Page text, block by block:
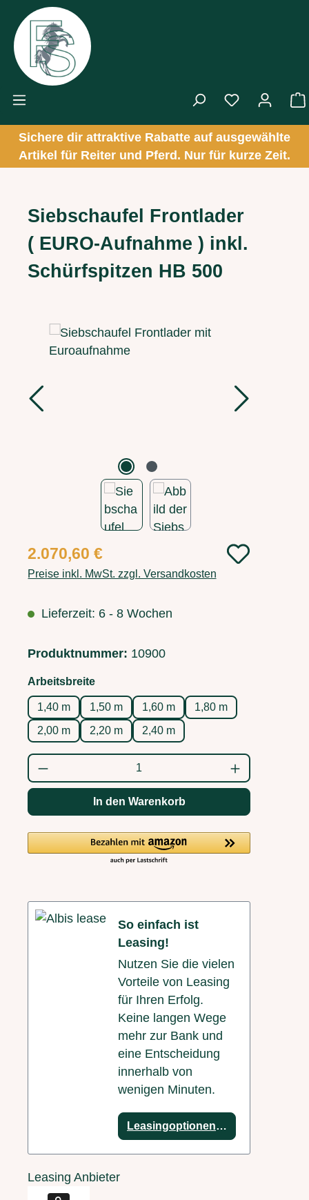
Zum Hauptinhalt springen
Sichere dir attraktive Rabatte auf ausgewählte
Artikel für Reiter und Pferd. Nur für kurze Zeit.
Siebschaufel Frontlader
( EURO-Aufnahme ) inkl.
Schürfspitzen HB 500
Bildergalerie überspringen
Regulärer Preis:
2.070,60 €
Preise inkl. MwSt. zzgl. Versandkosten
Lieferzeit: 6 - 8 Wochen
Produktnummer: 10900
Arbeitsbreiteauswählen
1,40 m 1,50 m 1,60 m
1,80 m
2,00 m
2,20 m 2,40 m
Produkt Anzahl: Gib den gewünschten
In den Warenkorb
So einfach ist
Leasing!
Nutzen Sie die vielen
Vorteile von Leasing
für Ihren Erfolg.
Keine langen Wege
mehr zur Bank und
eine Entscheidung
innerhalb von
wenigen Minuten.
Leasingoptionen anzeigen
Leasing Anbieter